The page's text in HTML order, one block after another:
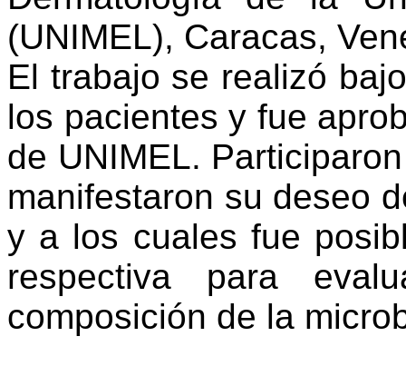
(UNIMEL), Caracas,
El trabajo se realizó
los pacientes y fue
de UNIMEL.
manifestaron su deseo
y a los cuales fue
respectiva para
composición de la